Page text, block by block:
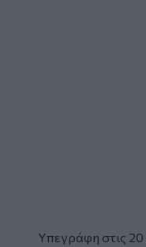
Υπεγράφη στις